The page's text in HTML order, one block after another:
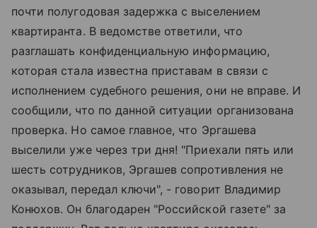
почти полугодовая задержка с выселением
квартиранта. В ведомстве ответили, что
разглашать конфиденциальную информацию,
которая стала известна приставам в связи с
исполнением судебного решения, они не вправе. И
сообщили, что по данной ситуации организована
проверка. Но самое главное, что Эргашева
выселили уже через три дня! "Приехали пять или
шесть сотрудников, Эргашев сопротивления не
оказывал, передал ключи", - говорит Владимир
Конюхов. Он благодарен "Российской газете" за